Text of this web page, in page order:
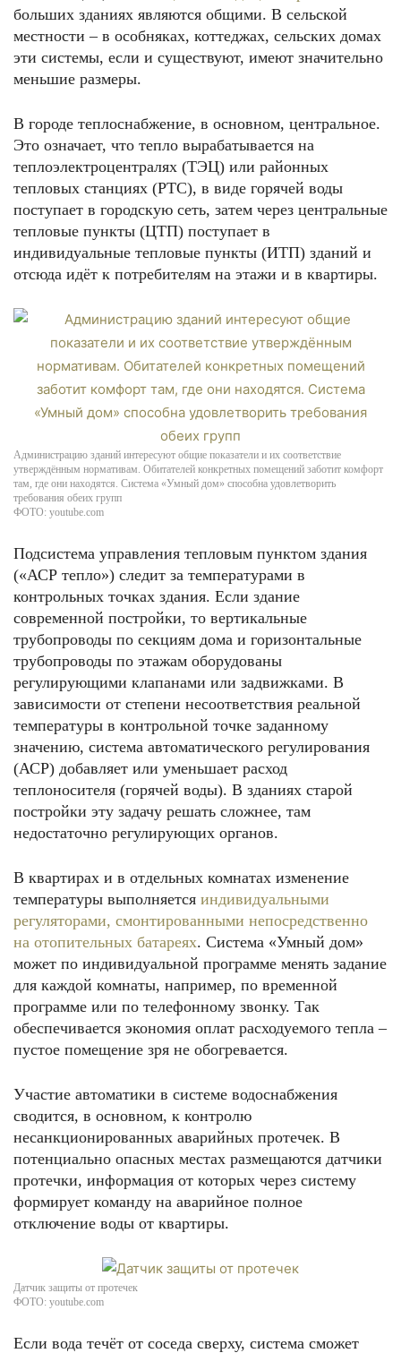
больших зданиях являются общими. В сельской
местности – в особняках, коттеджах, сельских домах
эти системы, если и существуют, имеют значительно
меньшие размеры.
В городе теплоснабжение, в основном, центральное.
Это означает, что тепло вырабатывается на
теплоэлектроцентралях (ТЭЦ) или районных
тепловых станциях (РТС), в виде горячей воды
поступает в городскую сеть, затем через центральные
тепловые пункты (ЦТП) поступает в
индивидуальные тепловые пункты (ИТП) зданий и
отсюда идёт к потребителям на этажи и в квартиры.
Администрацию зданий интересуют общие показатели и их соответствие
утверждённым нормативам. Обитателей конкретных помещений заботит комфорт
там, где они находятся. Система «Умный дом» способна удовлетворить
требования обеих групп
ФОТО: youtube.com
Подсистема управления тепловым пунктом здания
(«АСР тепло») следит за температурами в
контрольных точках здания. Если здание
современной постройки, то вертикальные
трубопроводы по секциям дома и горизонтальные
трубопроводы по этажам оборудованы
регулирующими клапанами или задвижками. В
зависимости от степени несоответствия реальной
температуры в контрольной точке заданному
значению, система автоматического регулирования
(АСР) добавляет или уменьшает расход
теплоносителя (горячей воды). В зданиях старой
постройки эту задачу решать сложнее, там
недостаточно регулирующих органов.
В квартирах и в отдельных комнатах изменение
температуры выполняется индивидуальными
регуляторами, смонтированными непосредственно
на отопительных батареях. Система «Умный дом»
может по индивидуальной программе менять задание
для каждой комнаты, например, по временной
программе или по телефонному звонку. Так
обеспечивается экономия оплат расходуемого тепла –
пустое помещение зря не обогревается.
Участие автоматики в системе водоснабжения
сводится, в основном, к контролю
несанкционированных аварийных протечек. В
потенциально опасных местах размещаются датчики
протечки, информация от которых через систему
формирует команду на аварийное полное
отключение воды от квартиры.
Датчик защиты от протечек
ФОТО: youtube.com
Если вода течёт от соседа сверху, система сможет